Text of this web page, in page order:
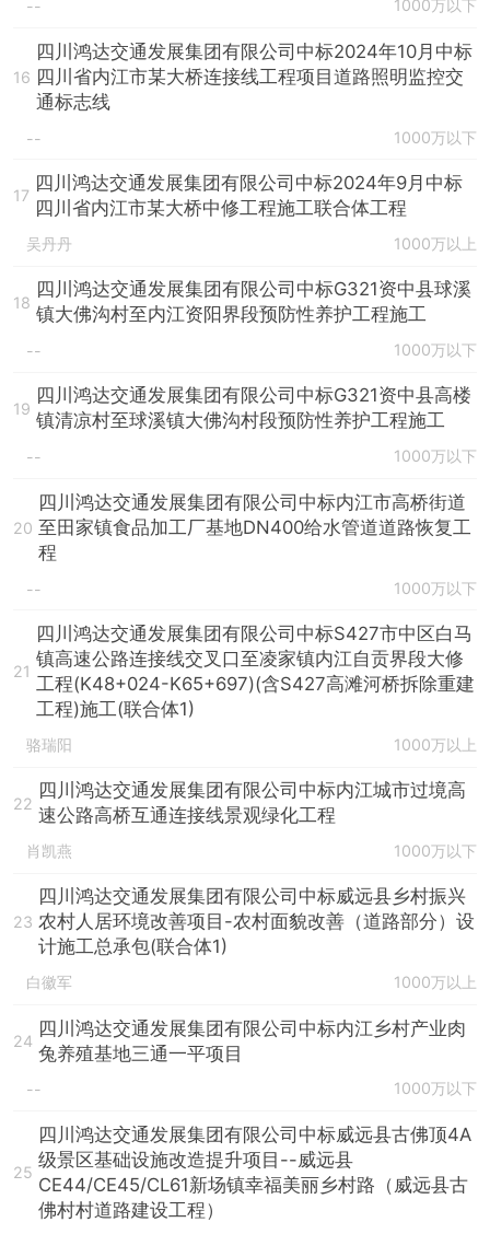
-- 1000万以下
16
四川鸿达交通发展集团有限公司中标2024年10月中标
四川省内江市某大桥连接线工程项目道路照明监控交
通标志线
-- 1000万以下
17
四川鸿达交通发展集团有限公司中标2024年9月中标
四川省内江市某大桥中修工程施工联合体工程
吴丹丹 1000万以上
18
四川鸿达交通发展集团有限公司中标G321资中县球溪
镇大佛沟村至内江资阳界段预防性养护工程施工
-- 1000万以下
19
四川鸿达交通发展集团有限公司中标G321资中县高楼
镇清凉村至球溪镇大佛沟村段预防性养护工程施工
-- 1000万以下
20
四川鸿达交通发展集团有限公司中标内江市高桥街道
至田家镇食品加工厂基地DN400给水管道道路恢复工
程
-- 1000万以下
21
四川鸿达交通发展集团有限公司中标S427市中区白马
镇高速公路连接线交叉口至凌家镇内江自贡界段大修
工程(K48+024-K65+697)(含S427高滩河桥拆除重建
工程)施工(联合体1)
骆瑞阳 1000万以上
22
四川鸿达交通发展集团有限公司中标内江城市过境高
速公路高桥互通连接线景观绿化工程
肖凯燕 1000万以下
23
四川鸿达交通发展集团有限公司中标威远县乡村振兴
农村人居环境改善项目-农村面貌改善（道路部分）设
计施工总承包(联合体1)
白徽军 1000万以上
24
四川鸿达交通发展集团有限公司中标内江乡村产业肉
兔养殖基地三通一平项目
-- 1000万以下
25
四川鸿达交通发展集团有限公司中标威远县古佛顶4A
级景区基础设施改造提升项目--威远县
CE44/CE45/CL61新场镇幸福美丽乡村路（威远县古
佛村村道路建设工程）